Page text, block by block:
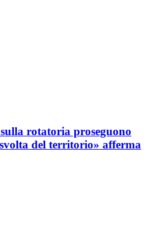
rotatoria proseguono
del territorio» afferma